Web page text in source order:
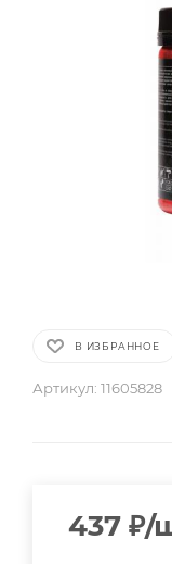
В ИЗБРАННОЕ
Артикул: 11605828
437 ₽/